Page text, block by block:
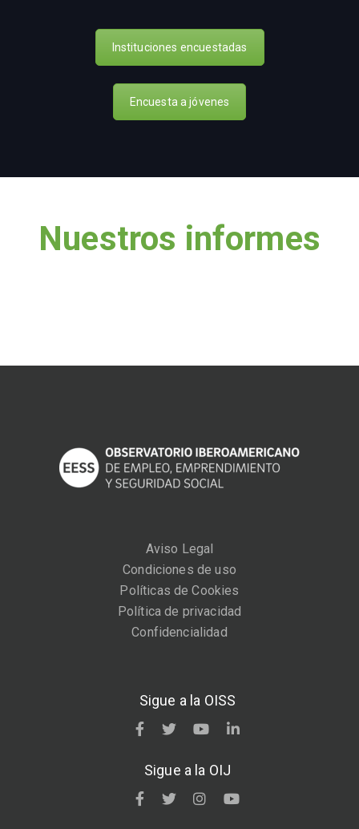
Instituciones encuestadas
Encuesta a jóvenes
Nuestros informes
Aviso Legal
Condiciones de uso
Políticas de Cookies
Política de privacidad
Confidencialidad
Sigue a la OISS
Sigue a la OIJ